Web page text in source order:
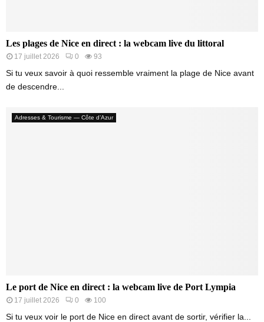
Les plages de Nice en direct : la webcam live du littoral
17 juillet 2026 0 93
Si tu veux savoir à quoi ressemble vraiment la plage de Nice avant
de descendre...
Adresses & Tourisme — Côte d’Azur
Le port de Nice en direct : la webcam live de Port Lympia
17 juillet 2026 0 100
Si tu veux voir le port de Nice en direct avant de sortir, vérifier la...